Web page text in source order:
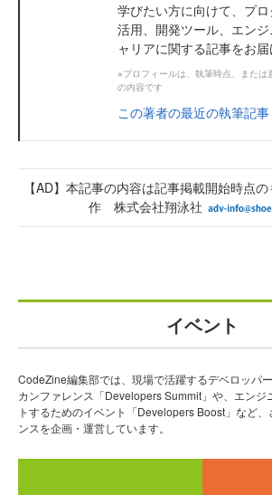
学びたい方に向けて、プ
活用、開発ツール、エン
ャリアに関する記事をお届
※プロフィールは、執筆時点、または
の内容です
この著者の最近の執筆記事
【AD】本記事の内容は記事掲載開始時点
作 株式会社翔泳社
イベント
CodeZine編集部では、現場で活躍するデベロッパ
カンファレンス「Developers Summit」や、エンジ
トするためのイベント「Developers Boost」など
ンスを企画・運営しています。